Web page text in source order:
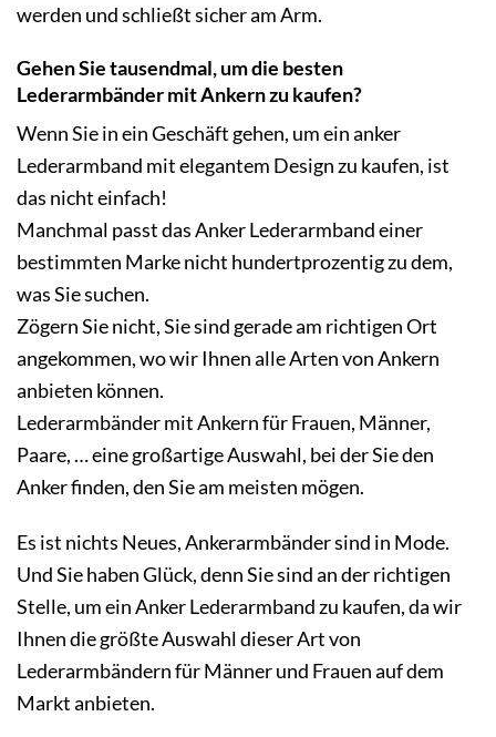
werden und schließt sicher am Arm.
Gehen Sie tausendmal, um die besten
Lederarmbänder mit Ankern zu kaufen?
Wenn Sie in ein Geschäft gehen, um ein anker
Lederarmband mit elegantem Design zu kaufen, ist
das nicht einfach!
Manchmal passt das Anker Lederarmband einer
bestimmten Marke nicht hundertprozentig zu dem,
was Sie suchen.
Zögern Sie nicht, Sie sind gerade am richtigen Ort
angekommen, wo wir Ihnen alle Arten von Ankern
anbieten können.
Lederarmbänder mit Ankern für Frauen, Männer,
Paare, … eine großartige Auswahl, bei der Sie den
Anker finden, den Sie am meisten mögen.
Es ist nichts Neues,Ankerarmbändersind in Mode.
Und Sie haben Glück, denn Sie sind an der richtigen
Stelle, um ein Anker Lederarmband zu kaufen, da wir
Ihnen die größte Auswahl dieser Art von
Lederarmbändern für Männer und Frauen auf dem
Markt anbieten.